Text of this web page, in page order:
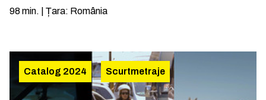
98min. Țara: România
Catalog 2024 Scurtmetraje